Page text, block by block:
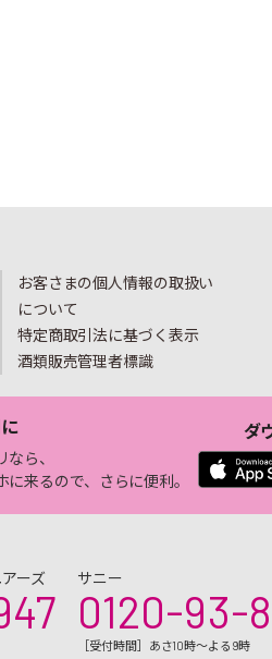
お客さまの個人情報の取扱い
について
特定商取引法に基づく表示
酒類販売管理者標識
ら、
来るので、さらに便利。
ダ
ーズ
サニー
0120-93-
［受付時間］あさ10時～よる9時